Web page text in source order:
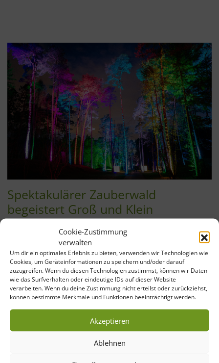
Cookie-Zustimmung
verwalten
Um dir ein optimales Erlebnis zu bieten, verwenden wir Technologien wie
Cookies, um Geräteinformationen zu speichern und/oder darauf
zuzugreifen. Wenn du diesen Technologien zustimmst, können wir Daten
wie das Surfverhalten oder eindeutige IDs auf dieser Website
verarbeiten. Wenn du deine Zustimmung nicht erteilst oder zurückziehst,
können bestimmte Merkmale und Funktionen beeinträchtigt werden.
Akzeptieren
Ablehnen
Spektakulärer Zauberwald
begeistert Groß und Klein
Traumhafte Leuchtobjekte, eine brandneue 3D-Videoshow,
die erstmals an den Mersmannteichen stattfindet, sowie
tausende LED-Lampen und -Strahler: Am Freitag, 14. März,
startet die Gartenschau Bad Lippspringe mit der achten
Auflage des Sparkassen-Waldleuchtens in die
Veranstaltungssaison 2025. Der weitläufige Park präsentiert
sich dann wieder als bunter Zauberwald. Für Jahreskarten-
Inhaber ist der Eintritt kostenfrei. Die Besucherinnen und
Besucher […]
>> mehr erfahren